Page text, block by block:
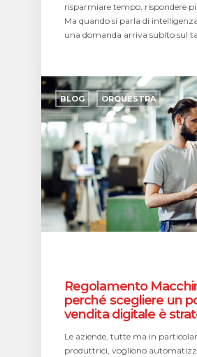
risparmiare tempo, rispondere
Ma quando si parla di
una domanda arriva subito sul
BLOG ORQUESTRAMacchine
2027:
perché
scegliere
un
post-
vendita
digitale
è
Regolamento
perché scegliere un
vendita digitale è
Le aziende, tutte ma in
produttrici, vogliono